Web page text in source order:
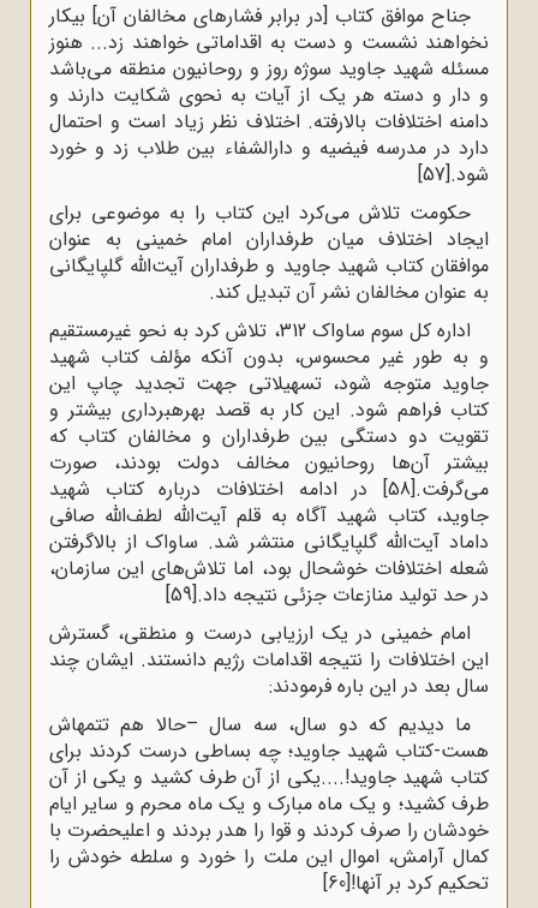
جناح موافق کتاب [در برابر فشارهای مخالفان آن] بیکار
نخواهند نشست و دست به اقداماتی خواهند زد... هنوز
مسئله شهید جاوید سوژه روز و روحانیون منطقه می‌باشد
و دار و دسته هر یک از آیات به نحوی شکایت دارند و
دامنه اختلافات بالارفته. اختلاف نظر زیاد است و احتمال
دارد در مدرسه فیضیه و دارالشفاء بین طلاب زد و خورد
شود.[57]
حکومت تلاش می‌کرد این کتاب را به موضوعی برای
ایجاد اختلاف میان طرفداران امام خمینی به عنوان
موافقان کتاب شهید جاوید و طرفداران آیت‌الله گلپایگانی
به عنوان مخالفان نشر آن تبدیل کند.
اداره کل سوم ساواک 312، تلاش کرد به نحو غیرمستقیم
و به طور غیر محسوس، بدون آنکه مؤلف کتاب شهید
جاوید متوجه شود، تسهیلاتی جهت تجدید چاپ این
کتاب فراهم شود. این کار به قصد بهره‍برداری بیشتر و
تقویت دو دستگی بین طرفداران و مخالفان کتاب که
بیشتر آن‌ها روحانیون مخالف دولت بودند، صورت
می‌گرفت.[58] در ادامه اختلافات درباره کتاب شهید
جاوید، کتاب شهید آگاه به قلم آیت‌الله لطف‌الله صافی
داماد آیت‌الله گلپایگانی منتشر شد. ساواک از بالاگرفتن
شعله اختلافات خوشحال بود، اما تلاش‌های این سازمان،
در حد تولید منازعات جزئی نتیجه داد.[59]
امام خمینی در یک ارزیابی درست و منطقی، گسترش
این اختلافات را نتیجه اقدامات رژیم دانستند. ایشان چند
سال بعد در این باره فرمودند:
ما دیدیم که دو سال، سه سال –حالا هم تتمه‍اش
هست-کتاب شهید ‌جاوید؛ چه بساطی درست کردند برای
کتاب شهید جاوید!....یکی از آن طرف کشید و یکی از آن
طرف کشید؛ و یک ماه مبارک و یک ماه محرم و سایر ایام
خودشان را صرف کردند و قوا را هدر بردند و اعلیحضرت با
کمال آرامش، اموال این ملت را خورد و سلطه خودش را
تحکیم کرد بر آنها![60]